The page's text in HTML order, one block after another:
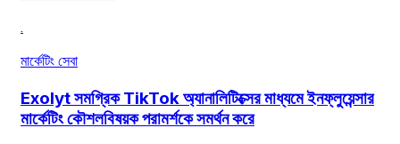
.
মার্কেটিং সেবা
Exolyt সমগ্রিক TikTok অ্যানালিটিক্সের মাধ্যমে ইনফ্লুয়েন্সার
মার্কেটিং কৌশলবিষয়ক পরামর্শকে সমর্থন করে